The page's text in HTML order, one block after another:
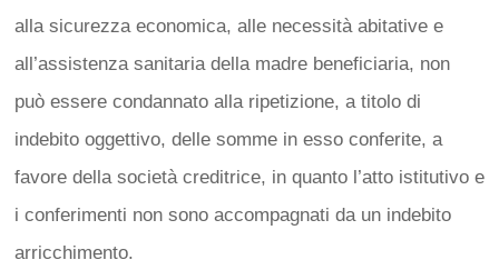
alla sicurezza economica, alle necessità abitative e
all’assistenza sanitaria della madre beneficiaria, non
può essere condannato alla ripetizione, a titolo di
indebito oggettivo, delle somme in esso conferite, a
favore della società creditrice, in quanto l’atto istitutivo e
i conferimenti non sono accompagnati da un indebito
arricchimento.